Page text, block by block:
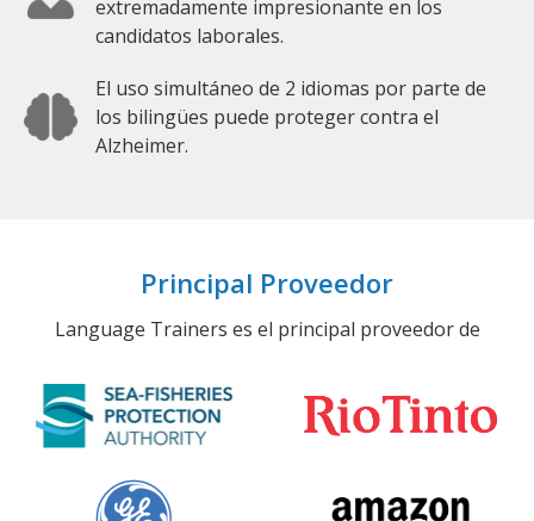
extremadamente impresionante en los
candidatos laborales.
El uso simultáneo de 2 idiomas por parte de
los bilingües puede proteger contra el
Alzheimer.
Principal Proveedor
Language Trainers es el principal proveedor de